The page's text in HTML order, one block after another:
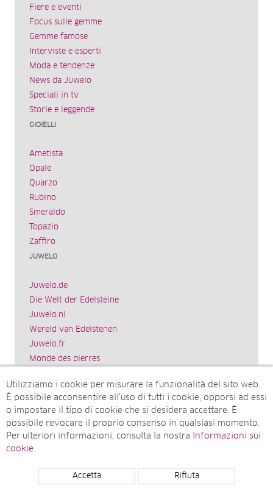
Fiere e eventi
Focus sulle gemme
Gemme famose
Interviste e esperti
Moda e tendenze
News da Juwelo
Speciali in tv
Storie e leggende
GIOIELLI
Ametista
Opale
Quarzo
Rubino
Smeraldo
Topazio
Zaffiro
JUWELO
Juwelo.de
Die Welt der Edelsteine
Juwelo.nl
Wereld van Edelstenen
Juwelo.fr
Monde des pierres
El mundo de las piedras preciosas
Rocks & Co.
World of Gemstones
Juwelo.com
Ädelstenarnas Värld
Utilizziamo i cookie per misurare la funzionalità del sito web.
È possibile acconsentire all’uso di tutti i cookie, opporsi ad essi
o impostare il tipo di cookie che si desidera accettare. È
possibile revocare il proprio consenso in qualsiasi momento.
Per ulteriori informazioni, consulta la nostra
Informazioni sui
cookie.
Accetta Rifiuta